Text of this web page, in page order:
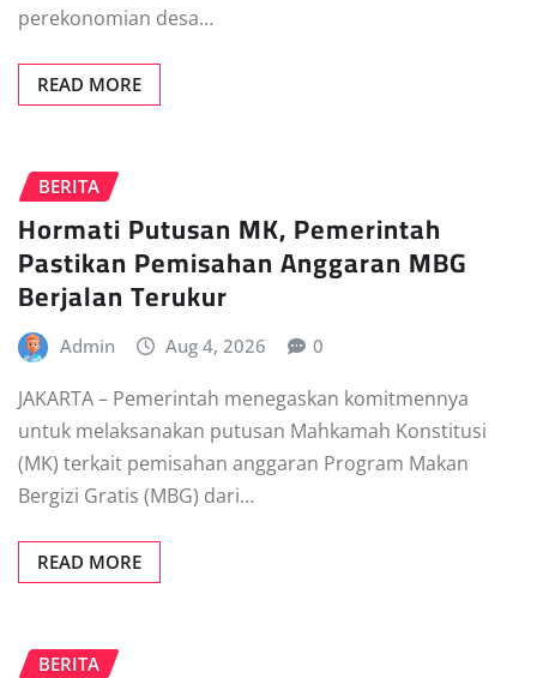
perekonomian desa…
READ MORE
BERITA
Hormati Putusan MK, Pemerintah
Pastikan Pemisahan Anggaran MBG
Berjalan Terukur
Admin Aug 4, 2026 0
JAKARTA – Pemerintah menegaskan komitmennya
untuk melaksanakan putusan Mahkamah Konstitusi
(MK) terkait pemisahan anggaran Program Makan
Bergizi Gratis (MBG) dari…
READ MORE
BERITA